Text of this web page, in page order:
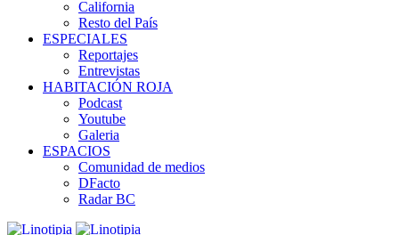
California
Resto del País
ESPECIALES
Reportajes
Entrevistas
HABITACIÓN ROJA
Podcast
Youtube
Galeria
ESPACIOS
Comunidad de medios
DFacto
Radar BC